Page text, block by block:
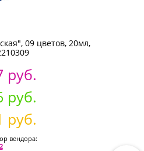
09 цветов, 20мл,
руб.
руб.
руб.
вендора: